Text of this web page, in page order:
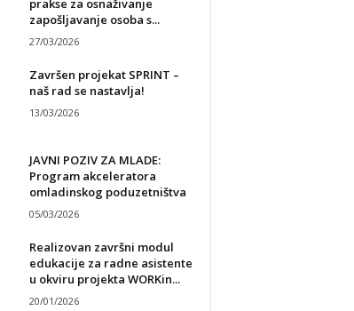
prakse za osnaživanje
zapošljavanje osoba s...
27/03/2026
Završen projekat SPRINT –
naš rad se nastavlja!
13/03/2026
JAVNI POZIV ZA MLADE:
Program akceleratora
omladinskog poduzetništva
05/03/2026
Realizovan završni modul
edukacije za radne asistente
u okviru projekta WORKin...
20/01/2026